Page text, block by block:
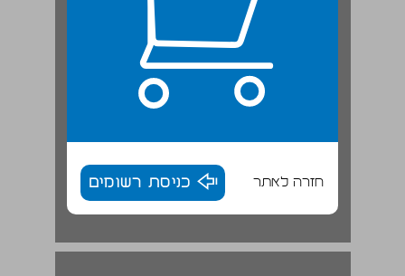
חזרה לאתר כניסת רשומים